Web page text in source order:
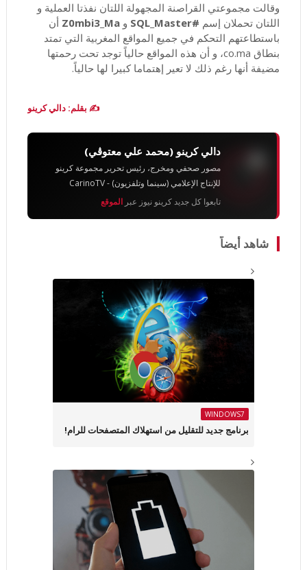
وقالت مجموعتي القراصنة المجهولة اللتان نفذتا العملية و
اللتان تحملان إسم #SQL_Master و Z0mbi3_Ma أن
باستطاعتهم التحكم في جميع المواقع المغربية التي تمتد
بنطاق co.ma، و أن هذه المواقع حالياً توجد تحت رحمتها
مضيفة أنها رغم ذلك لا تعير إهتماما كبيرا لها حالياً.
✍️ بقلم: دالي كرينو
دالي كرينو (محمد علي معتوڨي)
مصور صحفي ومخرج، رئيس تحرير مجموعة كرينو
للإنتاج الإعلامي (سينما وتلفزيون) - CarinoTV
تابعوا كل جديد كرينو نيوز عبر الموقع
شاهد أيضاً
WINDOWS7
برنامج جديد للتقليل من استهلاك المتصفحات للرام!